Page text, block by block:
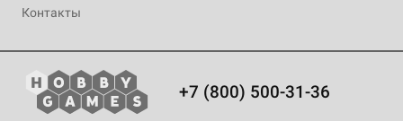
Контакты
+7 (800) 500-31-36